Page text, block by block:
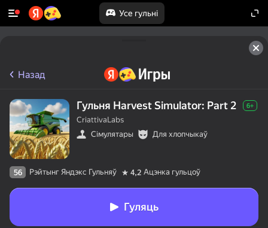
Усе гульні
Назад
Гульня Harvest Simulator: Part 2 6+
CriattivaLabs
Сімулятары
Для хлопчыкаў
56 Рэйтынг Яндэкс Гульняў 4,2 Ацэнка гульцоў
Гуляць